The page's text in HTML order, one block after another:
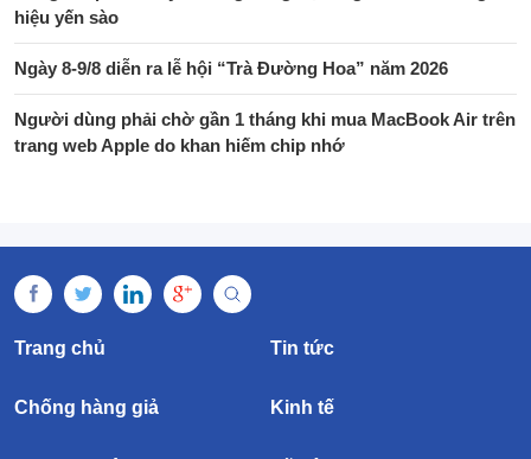
hiệu yến sào
Ngày 8-9/8 diễn ra lễ hội “Trà Đường Hoa” năm 2026
Người dùng phải chờ gần 1 tháng khi mua MacBook Air trên
trang web Apple do khan hiếm chip nhớ
Trang chủ Tin tức
Chống hàng giả Kinh tế